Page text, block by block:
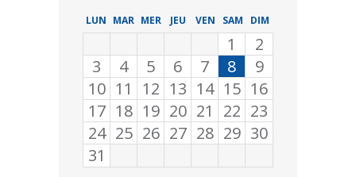
LUN MAR MER JEU VEN SAM DIM
1
2
3
4 5 6 7 8
9
10 11 12 13 14 15 16
17 18 19 20 21 22 23
24 25 26 27 28 29 30
31